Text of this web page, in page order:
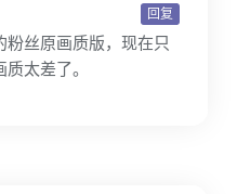
回复
粉丝原画质版，现在只
太差了。